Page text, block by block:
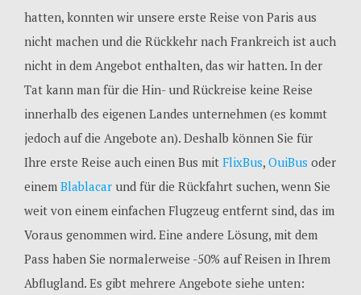
hatten, konnten wir unsere erste Reise von Paris aus
nicht machen und die Rückkehr nach Frankreich ist auch
nicht in dem Angebot enthalten, das wir hatten. In der
Tat kann man für die Hin- und Rückreise keine Reise
innerhalb des eigenen Landes unternehmen (es kommt
jedoch auf die Angebote an). Deshalb können Sie für
Ihre erste Reise auch einen Bus mit FlixBus, OuiBus oder
einem Blablacarund für die Rückfahrt suchen, wenn Sie
weit von einem einfachen Flugzeug entfernt sind, das im
Voraus genommen wird. Eine andere Lösung, mit dem
Pass haben Sie normalerweise -50% auf Reisen in Ihrem
Abflugland. Es gibt mehrere Angebote siehe unten: